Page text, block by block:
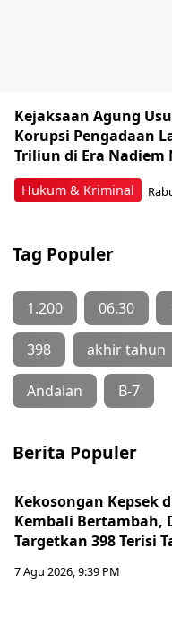
Hukum & Kriminal
Kejaksaan Agung
Korupsi Pengadaan
Triliun di Era Nadiem
Tag Populer
1.200 06.30
398 akhir tahun
Andalan B-7
Berita Populer
Kekosongan Kepsek
Kembali Bertambah,
Targetkan 398 Terisi
7 Agu 2026, 9:39 PM